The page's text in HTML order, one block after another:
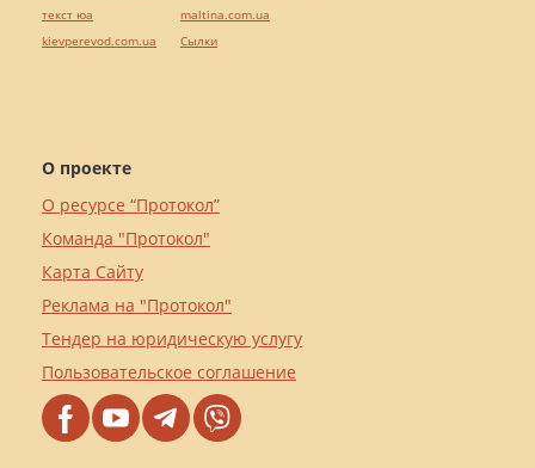
О проекте
О ресурсе “Протокол”
Команда "Протокол"
Карта Сайту
Реклама на "Протокол"
Тендер на юридическую услугу
Пользовательское соглашение
текст юа
kievperevod.com.ua
maltina.com.ua
Cылки